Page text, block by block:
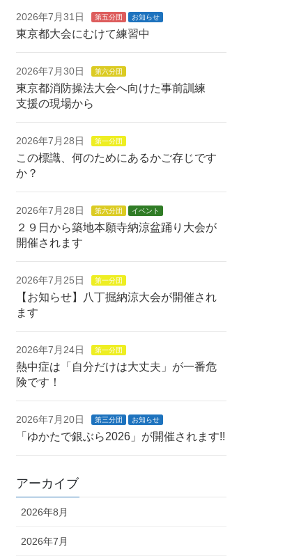
2026年7月31日 第五分団 お知らせ
東京都大会にむけて練習中
2026年7月30日 第六分団
東京都消防操法大会へ向けた事前訓練
支援の現場から
2026年7月28日 第一分団
この標識、何のためにあるかご存じです
か？
2026年7月28日 第六分団 イベント
２９日から築地本願寺納涼盆踊り大会が
開催されます
2026年7月25日 第一分団
【お知らせ】八丁掘納涼大会が開催され
ます
2026年7月24日 第一分団
熱中症は「自分だけは大丈夫」が一番危
険です！
2026年7月20日 第三分団 お知らせ
「ゆかたで銀ぶら2026」が開催されます!!
アーカイブ
2026年8月
2026年7月